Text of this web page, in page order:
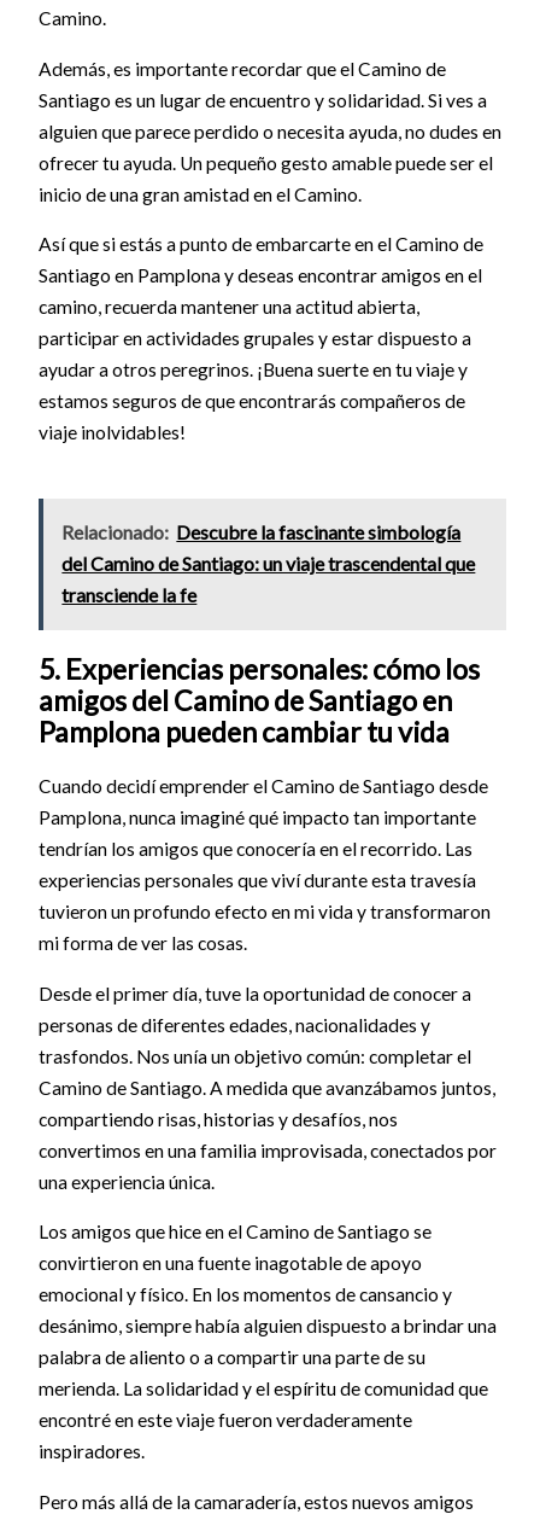
Camino.
Además, es importante recordar que el Camino de
Santiago es un lugar de encuentro y solidaridad. Si ves a
alguien que parece perdido o necesita ayuda, no dudes en
ofrecer tu ayuda. Un pequeño gesto amable puede ser el
inicio de una gran amistad en el Camino.
Así que si estás a punto de embarcarte en el Camino de
Santiago en Pamplona y deseas encontrar amigos en el
camino, recuerda mantener una actitud abierta,
participar en actividades grupales y estar dispuesto a
ayudar a otros peregrinos. ¡Buena suerte en tu viaje y
estamos seguros de que encontrarás compañeros de
viaje inolvidables!
Relacionado: Descubre la fascinante simbología
del Camino de Santiago: un viaje trascendental que
transciende la fe
5. Experiencias personales: cómo los
amigos del Camino de Santiago en
Pamplona pueden cambiar tu vida
Cuando decidí emprender el Camino de Santiago desde
Pamplona, nunca imaginé qué impacto tan importante
tendrían los amigos que conocería en el recorrido. Las
experiencias personales que viví durante esta travesía
tuvieron un profundo efecto en mi vida y transformaron
mi forma de ver las cosas.
Desde el primer día, tuve la oportunidad de conocer a
personas de diferentes edades, nacionalidades y
trasfondos. Nos unía un objetivo común: completar el
Camino de Santiago. A medida que avanzábamos juntos,
compartiendo risas, historias y desafíos, nos
convertimos en una familia improvisada, conectados por
una experiencia única.
Los amigos que hice en el Camino de Santiago se
convirtieron en una fuente inagotable de apoyo
emocional y físico. En los momentos de cansancio y
desánimo, siempre había alguien dispuesto a brindar una
palabra de aliento o a compartir una parte de su
merienda. La solidaridad y el espíritu de comunidad que
encontré en este viaje fueron verdaderamente
inspiradores.
Pero más allá de la camaradería, estos nuevos amigos